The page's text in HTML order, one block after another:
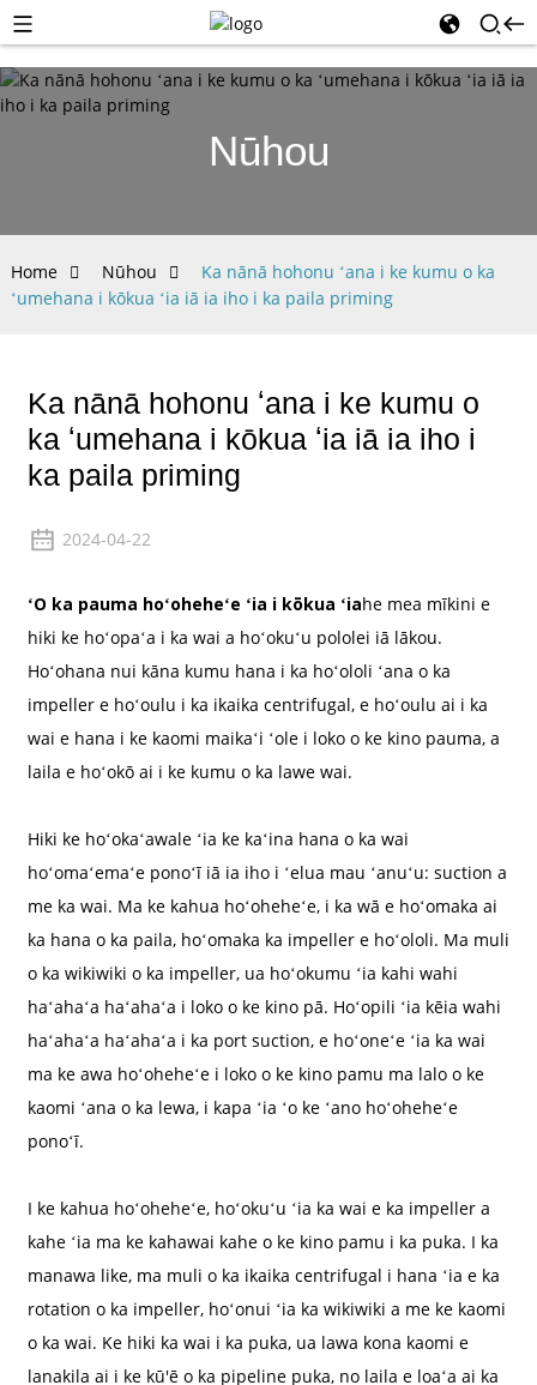
Nūhou
Home Nūhou
Ka nānā hohonu ʻana i ke kumu o ka
ʻumehana i kōkua ʻia iā ia iho i ka paila priming
Ka nānā hohonu ʻana i ke kumu o
ka ʻumehana i kōkua ʻia iā ia iho i
ka paila priming
2024-04-22
ʻO ka pauma hoʻoheheʻe ʻia i kōkua ʻiahe mea mīkini e
hiki ke hoʻopaʻa i ka wai a hoʻokuʻu pololei iā lākou.
Hoʻohana nui kāna kumu hana i ka hoʻololi ʻana o ka
impeller e hoʻoulu i ka ikaika centrifugal, e hoʻoulu ai i ka
wai e hana i ke kaomi maikaʻi ʻole i loko o ke kino pauma, a
laila e hoʻokō ai i ke kumu o ka lawe wai.
Hiki ke hoʻokaʻawale ʻia ke kaʻina hana o ka wai
hoʻomaʻemaʻe ponoʻī iā ia iho i ʻelua mau ʻanuʻu: suction a
me ka wai. Ma ke kahua hoʻoheheʻe, i ka wā e hoʻomaka ai
ka hana o ka paila, hoʻomaka ka impeller e hoʻololi. Ma muli
o ka wikiwiki o ka impeller, ua hoʻokumu ʻia kahi wahi
haʻahaʻa haʻahaʻa i loko o ke kino pā. Hoʻopili ʻia kēia wahi
haʻahaʻa haʻahaʻa i ka port suction, e hoʻoneʻe ʻia ka wai
ma ke awa hoʻoheheʻe i loko o ke kino pamu ma lalo o ke
kaomi ʻana o ka lewa, i kapa ʻia ʻo ke ʻano hoʻoheheʻe
ponoʻī.
I ke kahua hoʻoheheʻe, hoʻokuʻu ʻia ka wai e ka impeller a
kahe ʻia ma ke kahawai kahe o ke kino pamu i ka puka. I ka
manawa like, ma muli o ka ikaika centrifugal i hana ʻia e ka
rotation o ka impeller, hoʻonui ʻia ka wikiwiki a me ke kaomi
o ka wai. Ke hiki ka wai i ka puka, ua lawa kona kaomi e
lanakila ai i ke kū'ē o ka pipeline puka, no laila e loaʻa ai ka